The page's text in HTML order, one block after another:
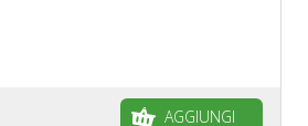
AGGIUNGI